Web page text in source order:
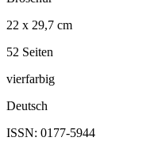
22 x 29,7 cm
52 Seiten
vierfarbig
Deutsch
ISSN: 0177-5944